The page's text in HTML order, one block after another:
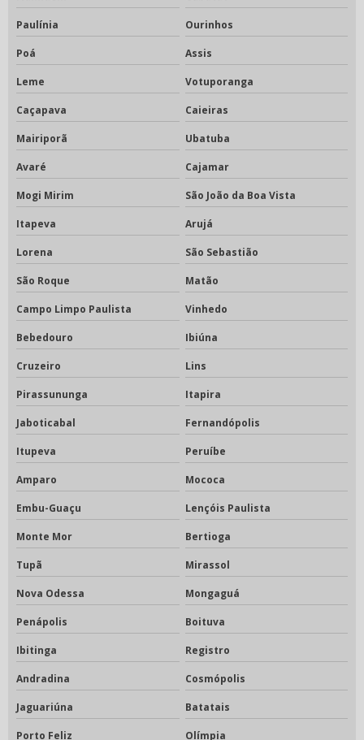
Paulínia Ourinhos
Poá Assis
Leme Votuporanga
Caçapava Caieiras
Mairiporã Ubatuba
Avaré Cajamar
Mogi Mirim São João da Boa Vista
Itapeva Arujá
Lorena São Sebastião
São Roque Matão
Campo Limpo Paulista Vinhedo
Bebedouro Ibiúna
Cruzeiro Lins
Pirassununga Itapira
Jaboticabal Fernandópolis
Itupeva Peruíbe
Amparo Mococa
Embu-Guaçu Lençóis Paulista
Monte Mor Bertioga
Tupã Mirassol
Nova Odessa Mongaguá
Penápolis Boituva
Ibitinga Registro
Andradina Cosmópolis
Jaguariúna Batatais
Porto Feliz Olímpia